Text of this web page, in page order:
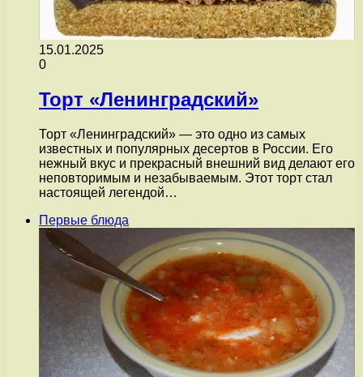
15.01.2025
0
Торт «Ленинградский»
Торт «Ленинградский» — это одно из самых
известных и популярных десертов в России. Его
нежный вкус и прекрасный внешний вид делают его
неповторимым и незабываемым. Этот торт стал
настоящей легендой…
Первые блюда